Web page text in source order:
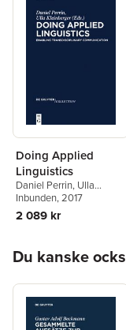
Doing Applied
Linguistics
Daniel Perrin, Ulla
Kleinberger
Inbunden, 2017
2 089 kr
Du kanske